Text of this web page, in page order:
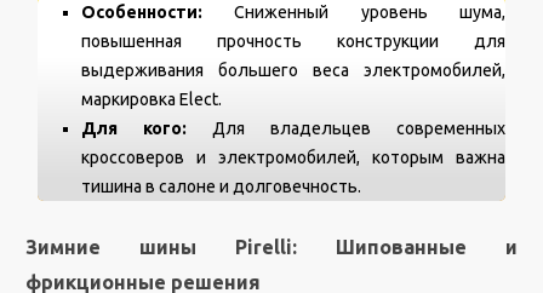
Особенности: Сниженный уровень шума,
повышенная прочность конструкции для
выдерживания большего веса электромобилей,
маркировка Elect.
Для кого:Для владельцев современных
кроссоверов и электромобилей, которым важна
тишина в салоне и долговечность.
Зимние шины Pirelli: Шипованные и
фрикционные решения